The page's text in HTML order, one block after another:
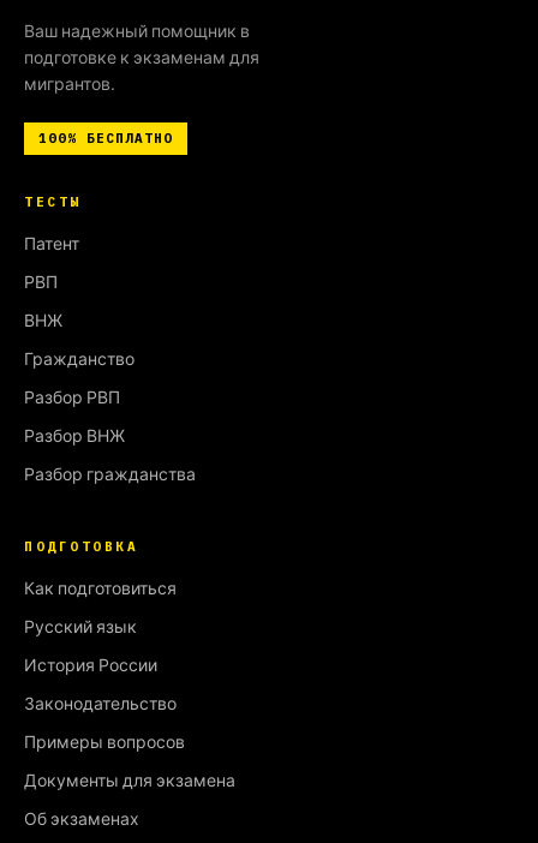
Ваш надежный помощник в
подготовке к экзаменам для
мигрантов.
100% БЕСПЛАТНО
ТЕСТЫ
Патент
РВП
ВНЖ
Гражданство
Разбор РВП
Разбор ВНЖ
Разбор гражданства
ПОДГОТОВКА
Как подготовиться
Русский язык
История России
Законодательство
Примеры вопросов
Документы для экзамена
Об экзаменах